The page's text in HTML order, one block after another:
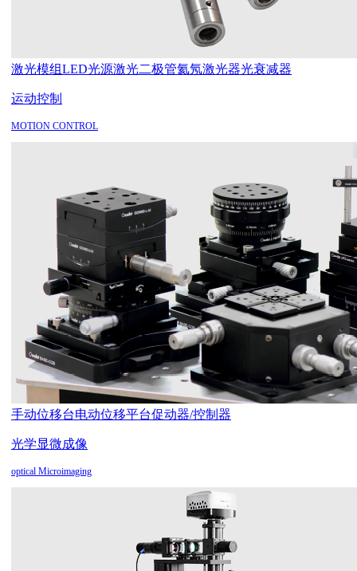
激光模组LED光源激光二极管氦氖激光器光衰减器
运动控制
MOTION CONTROL
手动位移台电动位移平台促动器/控制器
光学显微成像
optical Microimaging